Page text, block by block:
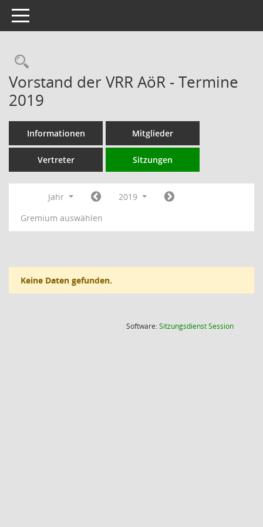
Toggle navigation
Rechercheauswahl
Vorstand der VRR AöR - Termine
2019
Informationen Mitglieder
Vertreter Sitzungen
Jahr
2019
Gremium auswählen
Keine Daten gefunden.
Software:SitzungsdienstSession(Wird in